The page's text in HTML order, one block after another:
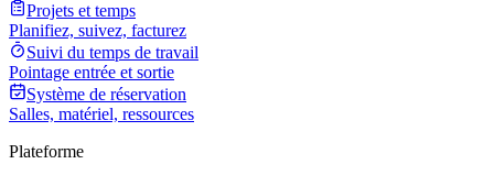
Projets et temps
Planifiez, suivez, facturez
Suivi du temps de travail
Pointage entrée et sortie
Système de réservation
Salles, matériel, ressources
Plateforme